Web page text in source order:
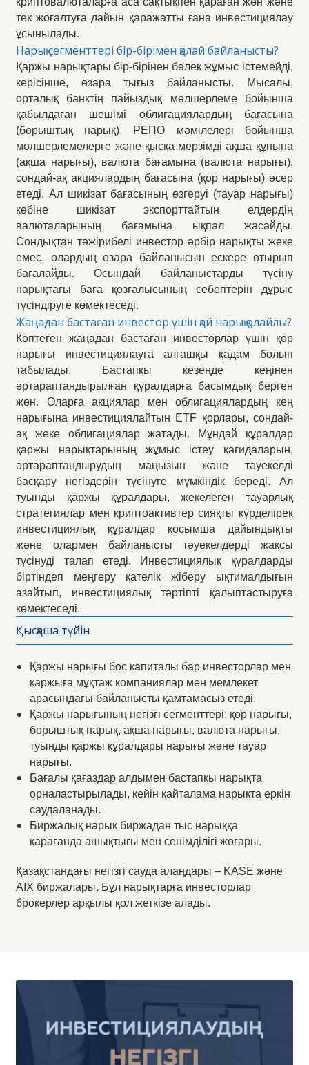
тек жоғалтуға дайын қаражатты ғана инвестициялау
ұсынылады.
Нарық сегменттері бір-бірімен қалай байланысты?
Қаржы нарықтары бір-бірінен бөлек жұмыс істемейді,
керісінше, өзара тығыз байланысты. Мысалы,
орталық банктің пайыздық мөлшерлеме бойынша
қабылдаған шешімі облигациялардың бағасына
(борыштық нарық), РЕПО мәмілелері бойынша
мөлшерлемелерге және қысқа мерзімді ақша құнына
(ақша нарығы), валюта бағамына (валюта нарығы),
сондай-ақ акциялардың бағасына (қор нарығы) әсер
етеді. Ал шикізат бағасының өзгеруі (тауар нарығы)
көбіне шикізат экспорттайтын елдердің
валюталарының бағамына ықпал жасайды.
Сондықтан тәжірибелі инвестор әрбір нарықты жеке
емес, олардың өзара байланысын ескере отырып
бағалайды. Осындай байланыстарды түсіну
нарықтағы баға қозғалысының себептерін дұрыс
түсіндіруге көмектеседі.
Жаңадан бастаған инвестор үшін қай нарық қолайлы?
Көптеген жаңадан бастаған инвесторлар үшін қор
нарығы инвестициялауға алғашқы қадам болып
табылады. Бастапқы кезеңде кеңінен
әртараптандырылған құралдарға басымдық берген
жөн. Оларға акциялар мен облигациялардың кең
нарығына инвестициялайтын ETF қорлары, сондай-
ақ жеке облигациялар жатады. Мұндай құралдар
қаржы нарықтарының жұмыс істеу қағидаларын,
әртараптандырудың маңызын және тәуекелді
басқару негіздерін түсінуге мүмкіндік береді. Ал
туынды қаржы құралдары, жекелеген тауарлық
стратегиялар мен криптоактивтер сияқты күрделірек
инвестициялық құралдар қосымша дайындықты
және олармен байланысты тәуекелдерді жақсы
түсінуді талап етеді. Инвестициялық құралдарды
біртіндеп меңгеру қателік жіберу ықтималдығын
азайтып, инвестициялық тәртіпті қалыптастыруға
көмектеседі.
Қысқаша түйін
Қаржы нарығы бос капиталы бар инвесторлар мен
қаржыға мұқтаж компаниялар мен мемлекет
арасындағы байланысты қамтамасыз етеді.
Қаржы нарығының негізгі сегменттері: қор нарығы,
борыштық нарық, ақша нарығы, валюта нарығы,
туынды қаржы құралдары нарығы және тауар
нарығы.
Бағалы қағаздар алдымен бастапқы нарықта
орналастырылады, кейін қайталама нарықта еркін
саудаланады.
Биржалық нарық биржадан тыс нарыққа
қарағанда ашықтығы мен сенімділігі жоғары.
Қазақстандағы негізгі сауда алаңдары – KASE және
AIX биржалары. Бұл нарықтарға инвесторлар
брокерлер арқылы қол жеткізе алады.